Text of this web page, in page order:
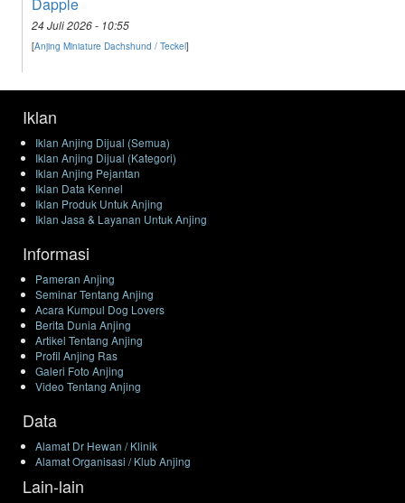
24 Juli 2026 - 10:55
[Anjing Miniature Dachshund / Teckel]
Iklan
Iklan Anjing Dijual (Semua)
Iklan Anjing Dijual (Kategori)
Iklan Anjing Pejantan
Iklan Data Kennel
Iklan Produk Untuk Anjing
Iklan Jasa & Layanan Untuk Anjing
Informasi
Pameran Anjing
Seminar Tentang Anjing
Acara Kumpul Dog Lovers
Berita Dunia Anjing
Artikel Tentang Anjing
Profil Anjing Ras
Galeri Foto Anjing
Video Tentang Anjing
Data
Alamat Dr Hewan / Klinik
Alamat Organisasi / Klub Anjing
Lain-lain